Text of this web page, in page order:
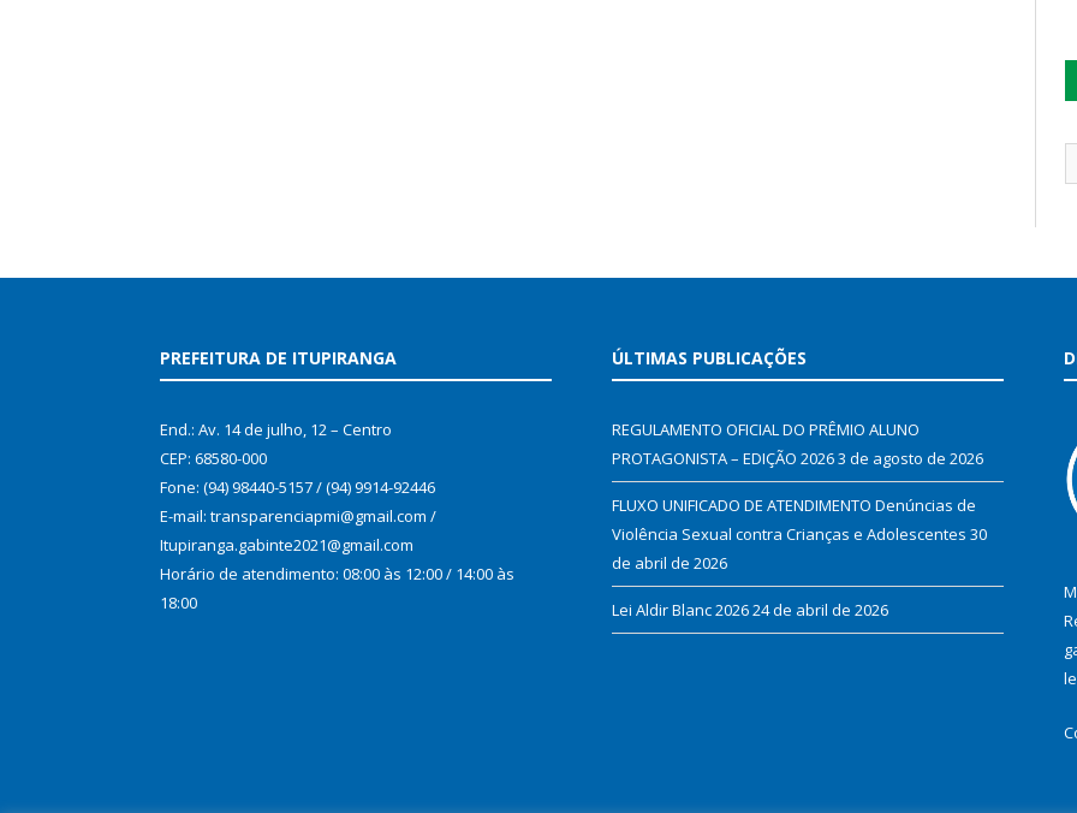
PREFEITURA DE ITUPIRANGA
End.: Av. 14 de julho, 12 – Centro
CEP: 68580-000
Fone: (94) 98440-5157 / (94) 9914-92446
E-mail: transparenciapmi@gmail.com /
Itupiranga.gabinte2021@gmail.com
Horário de atendimento: 08:00 às 12:00 / 14:00 às
18:00
ÚLTIMAS PUBLICAÇÕES
REGULAMENTO OFICIAL DO PRÊMIO ALUNO
PROTAGONISTA – EDIÇÃO 20263 de agosto de 2026
FLUXO UNIFICADO DE ATENDIMENTO Denúncias de
Violência Sexual contra Crianças e Adolescentes 30
de abril de 2026
Lei Aldir Blanc 202624 de abril de 2026